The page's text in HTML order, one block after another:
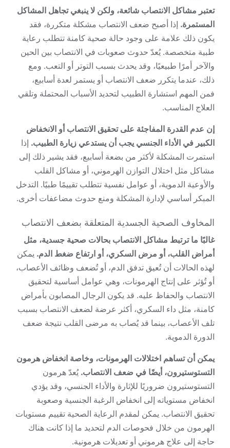
تعتبر مشاكل الانتصاب شائعة، ولكن لا ينبغي تجاهل المشاكل
المستمرة. إذا أصبح ضعف الانتصاب مشكلة متكررة، فقد
يكون ذلك علامة على وجود حالة صحية كامنة تتطلب رعاية
طبية متخصصة. يُعدّ حدوث صعوبات في الانتصاب بين الحين
والآخر أمرًا طبيعيًا، وقد يحدث بسبب التوتر أو التعب. ومع
ذلك، عندما يتكرر ضعف الانتصاب أو يستمر لعدة أسابيع،
فمن المهم استشارة الطبيب لتحديد الأسباب المحتملة وتلقي
العلاج المناسب.
إن عدم القدرة المفاجئة على تحقيق الانتصاب أو الانخفاض
الكبير في الأداء الجنسي يجب أن يستدعي زيارة الطبيب. إذا
استمرت المشكلة لأكثر من بضعة أسابيع، فقد يشير ذلك إلى
مشاكل مثل اختلال التوازن الهرموني، أو مشاكل القلب
والأوعية الدموية، أو عوامل نفسية تتطلب تقييمًا طبيًا. التدخل
المبكر أساسي لإدارة المشكلة ومنع حدوث مضاعفات أخرى.
المخاوف الصحية الجسدية المتعلقة بضعف الانتصاب
غالبًا ما ترتبط مشاكل الانتصاب بحالات صحية جسدية، مثل
أمراض القلب، أو مرض السكري، أو ارتفاع ضغط الدم. يمكن
لهذه الحالات أن تُعيق تدفق الدم، أو تُضعف وظائف الأعصاب،
أو تُؤثر على إنتاج الهرمونات، وهي عوامل أساسية لتحقيق
الانتصاب والحفاظ عليه. قد يكون الرجال المصابون بأمراض
كامنة، مثل داء السكري، أكثر عرضة لضعف الانتصاب بسبب
تلف الأعصاب، بينما قد يُصاب به مرضى القلب نتيجة ضعف
الدورة الدموية.
يمكن أن تساهم اختلالات الهرمونات، وخاصة انخفاض هرمون
التستوستيرون، أيضًا في ضعف الانتصاب.يُعدّ هرمون
التستوستيرون ضروريًا للإثارة والأداء الجنسي، وقد يؤدي
انخفاض مستوياته إلى انخفاض الرغبة الجنسية وصعوبة
تحقيق الانتصاب. يمكن لمقدم الرعاية الصحية تقييم مستويات
الهرمون من خلال فحوصات الدم لتحديد ما إذا كانت هناك
حاجة إلى علاج هرموني أو تعديلات هرمونية.